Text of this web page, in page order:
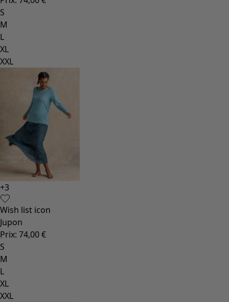
S
M
L
XL
XXL
+3
Wish list icon
Jupon
Prix: 74,00 €
S
M
L
XL
XXL